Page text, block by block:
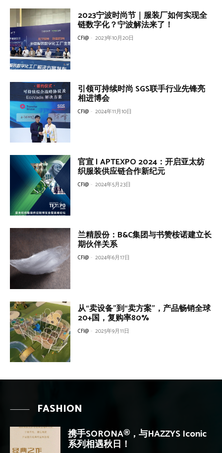
2023宁波时尚节｜服装厂如何实现全
链数字化？宁波解法来了！
CFI@ - 2023年10月20日
引领可持续时尚 SGS联手行业先锋亮
相进博会
CFI@ - 2024年11月10日
官宣 | APTEXPO 2024：开启亚太纺
织服装供应链合作新纪元
CFI@ - 2024年5月23日
兰精股份：B&C集团与书赞桉诺建立长
期伙伴关系
CFI@ - 2024年6月17日
从“卖设备”到“卖方案”，产品畅销全球
20+国，复购率80%
CFI@ - 2025年9月11日
FASHION
携手SORONA®，与HAZZYS Iconic
系列相遇秋日！